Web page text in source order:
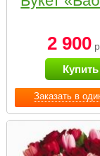
Заказать в
2 900
Купить